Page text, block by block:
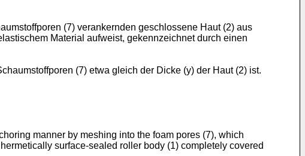
(7) verankernden geschlossene Haut (2) aus
Material aufweist, gekennzeichnet durch einen
(7) etwa gleich der Dicke (y) der Haut (2) ist.
manner by meshing into the foam pores (7), which
surface-sealed roller body (1) completely covered